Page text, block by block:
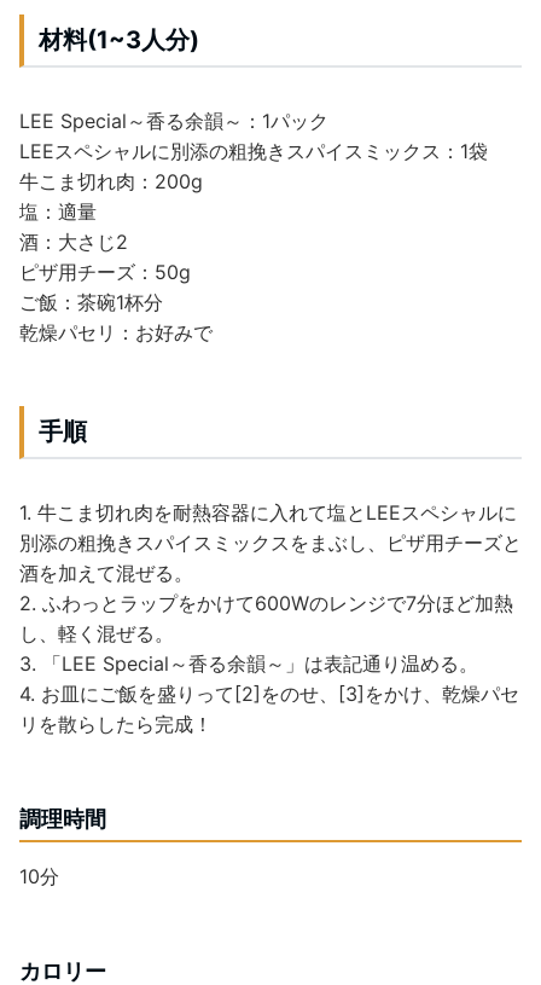
材料(1~3人分)
LEE Special～香る余韻～：1パック
LEEスペシャルに別添の粗挽きスパイスミックス：1袋
牛こま切れ肉：200g
塩：適量
酒：大さじ2
ピザ用チーズ：50g
ご飯：茶碗1杯分
乾燥パセリ：お好みで
手順
1. 牛こま切れ肉を耐熱容器に入れて塩とLEEスペシャルに
別添の粗挽きスパイスミックスをまぶし、ピザ用チーズと
酒を加えて混ぜる。
2. ふわっとラップをかけて600Wのレンジで7分ほど加熱
し、軽く混ぜる。
3. 「LEE Special～香る余韻～」は表記通り温める。
4. お皿にご飯を盛りって[2]をのせ、[3]をかけ、乾燥パセ
リを散らしたら完成！
調理時間
10分
カロリー